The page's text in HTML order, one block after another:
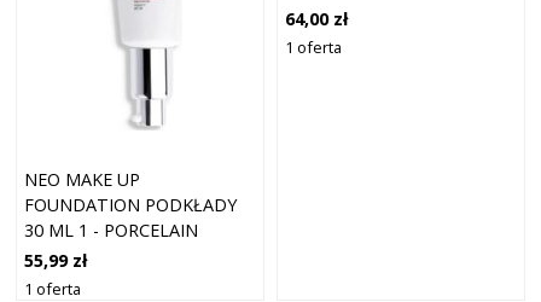
NEO MAKE UP
FOUNDATION PODKŁADY
30 ML 1 - PORCELAIN
55,99 zł
1 oferta
64,00 zł
1 oferta